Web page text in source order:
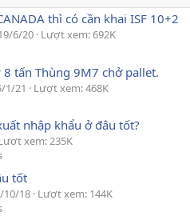
thì có cần khai ISF 10+2
6/20 Lượt xem: 692K
8 tấn Thùng 9M7 chở pallet.
1/21
Lượt xem: 468K
nhập khẩu ở đâu tốt?
xem: 235K
tốt
10/18 Lượt xem: 144K